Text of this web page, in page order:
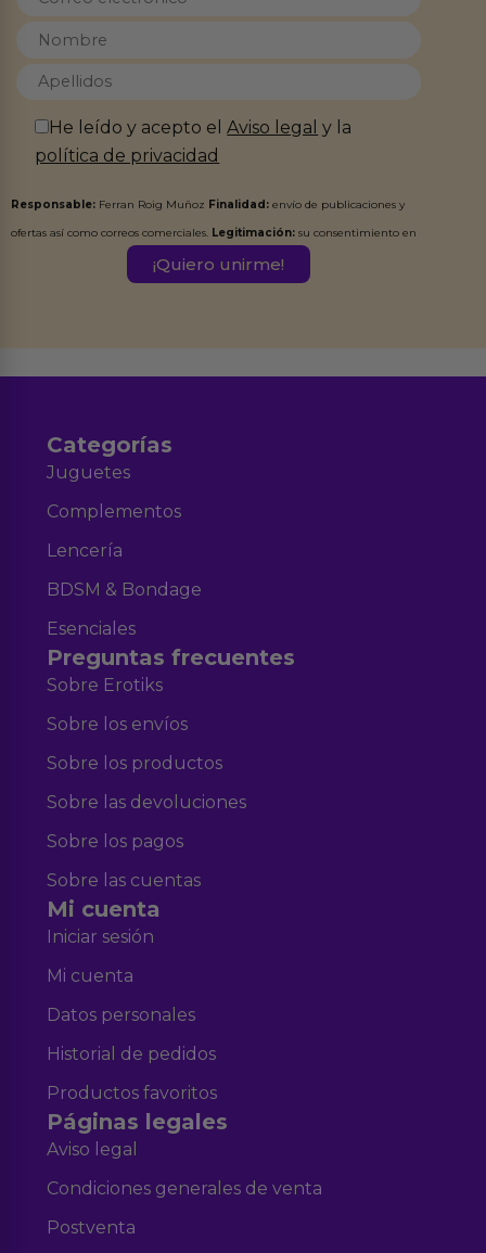
He leído y acepto elAviso legal y la
política de privacidad
Responsable: Ferran Roig Muñoz Finalidad: envío de publicaciones y
ofertas así como correos comerciales. Legitimación: su consentimiento en
Destinatarios:Ferran Roig Muñoz. Podrás ejercer tus
Categorías
Juguetes
Complementos
Lencería
BDSM & Bondage
Esenciales
Preguntas frecuentes
Sobre Erotiks
Sobre los envíos
Sobre los productos
Sobre las devoluciones
Sobre los pagos
Sobre las cuentas
Mi cuenta
Iniciar sesión
Mi cuenta
Datos personales
Historial de pedidos
Productos favoritos
Páginas legales
Aviso legal
Condiciones generales de venta
Postventa